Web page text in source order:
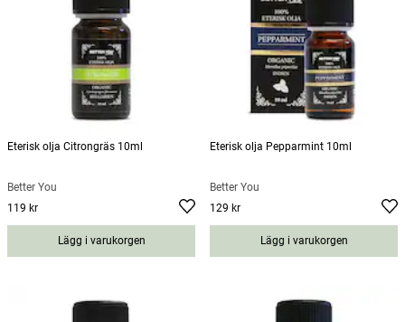
Eterisk olja Citrongräs 10ml
Better You
Pris:
119 kr
Lägg i varukorgen
Eterisk olja Pepparmint 10ml
Better You
Pris:
129 kr
Lägg i varukorgen